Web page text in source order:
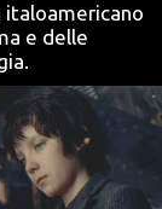
italoamericano
e delle